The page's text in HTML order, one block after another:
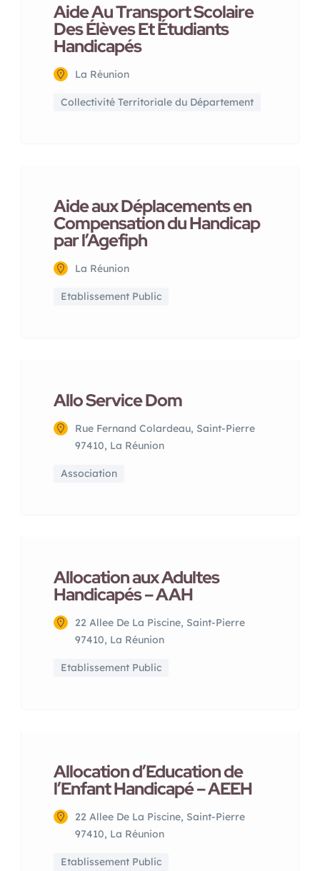
Aide Au Transport Scolaire
Des Élèves Et Étudiants
Handicapés
La Réunion
Collectivité Territoriale du Département
Aide aux Déplacements en
Compensation du Handicap
par l’Agefiph
La Réunion
Etablissement Public
Allo Service Dom
Rue Fernand Colardeau, Saint-Pierre
97410, La Réunion
Association
Allocation aux Adultes
Handicapés – AAH
22 Allee De La Piscine, Saint-Pierre
97410, La Réunion
Etablissement Public
Allocation d’Education de
l’Enfant Handicapé – AEEH
22 Allee De La Piscine, Saint-Pierre
97410, La Réunion
Etablissement Public